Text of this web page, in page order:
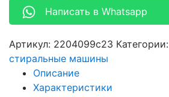
Написать в Whatsapp
Артикул: 2204099c23 Категории:
стиральные машины
Описание
Характеристики